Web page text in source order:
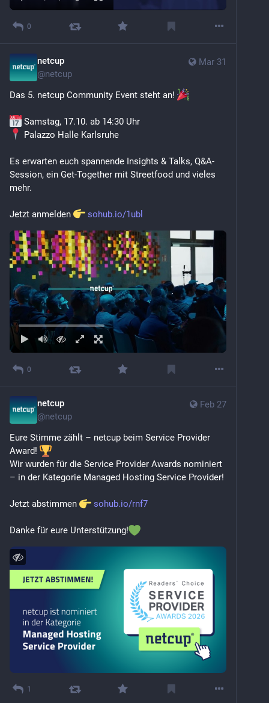
0
Mar 31
netcup
@netcup
Das 5. netcup Community Event steht an!
Samstag, 17.10. ab 14:30 Uhr
Palazzo Halle Karlsruhe
Es erwarten euch spannende Insights & Talks, Q&A-
Session, ein Get-Together mit Streetfood und vieles
mehr.
Jetzt anmelden sohub.io/1ubl
0
Feb 27
netcup
@netcup
Eure Stimme zählt – netcup beim Service Provider
Award!
Wir wurden für die Service Provider Awards nominiert
– in der Kategorie Managed Hosting Service Provider!
Jetzt abstimmen sohub.io/rnf7
Danke für eure Unterstützung!
1